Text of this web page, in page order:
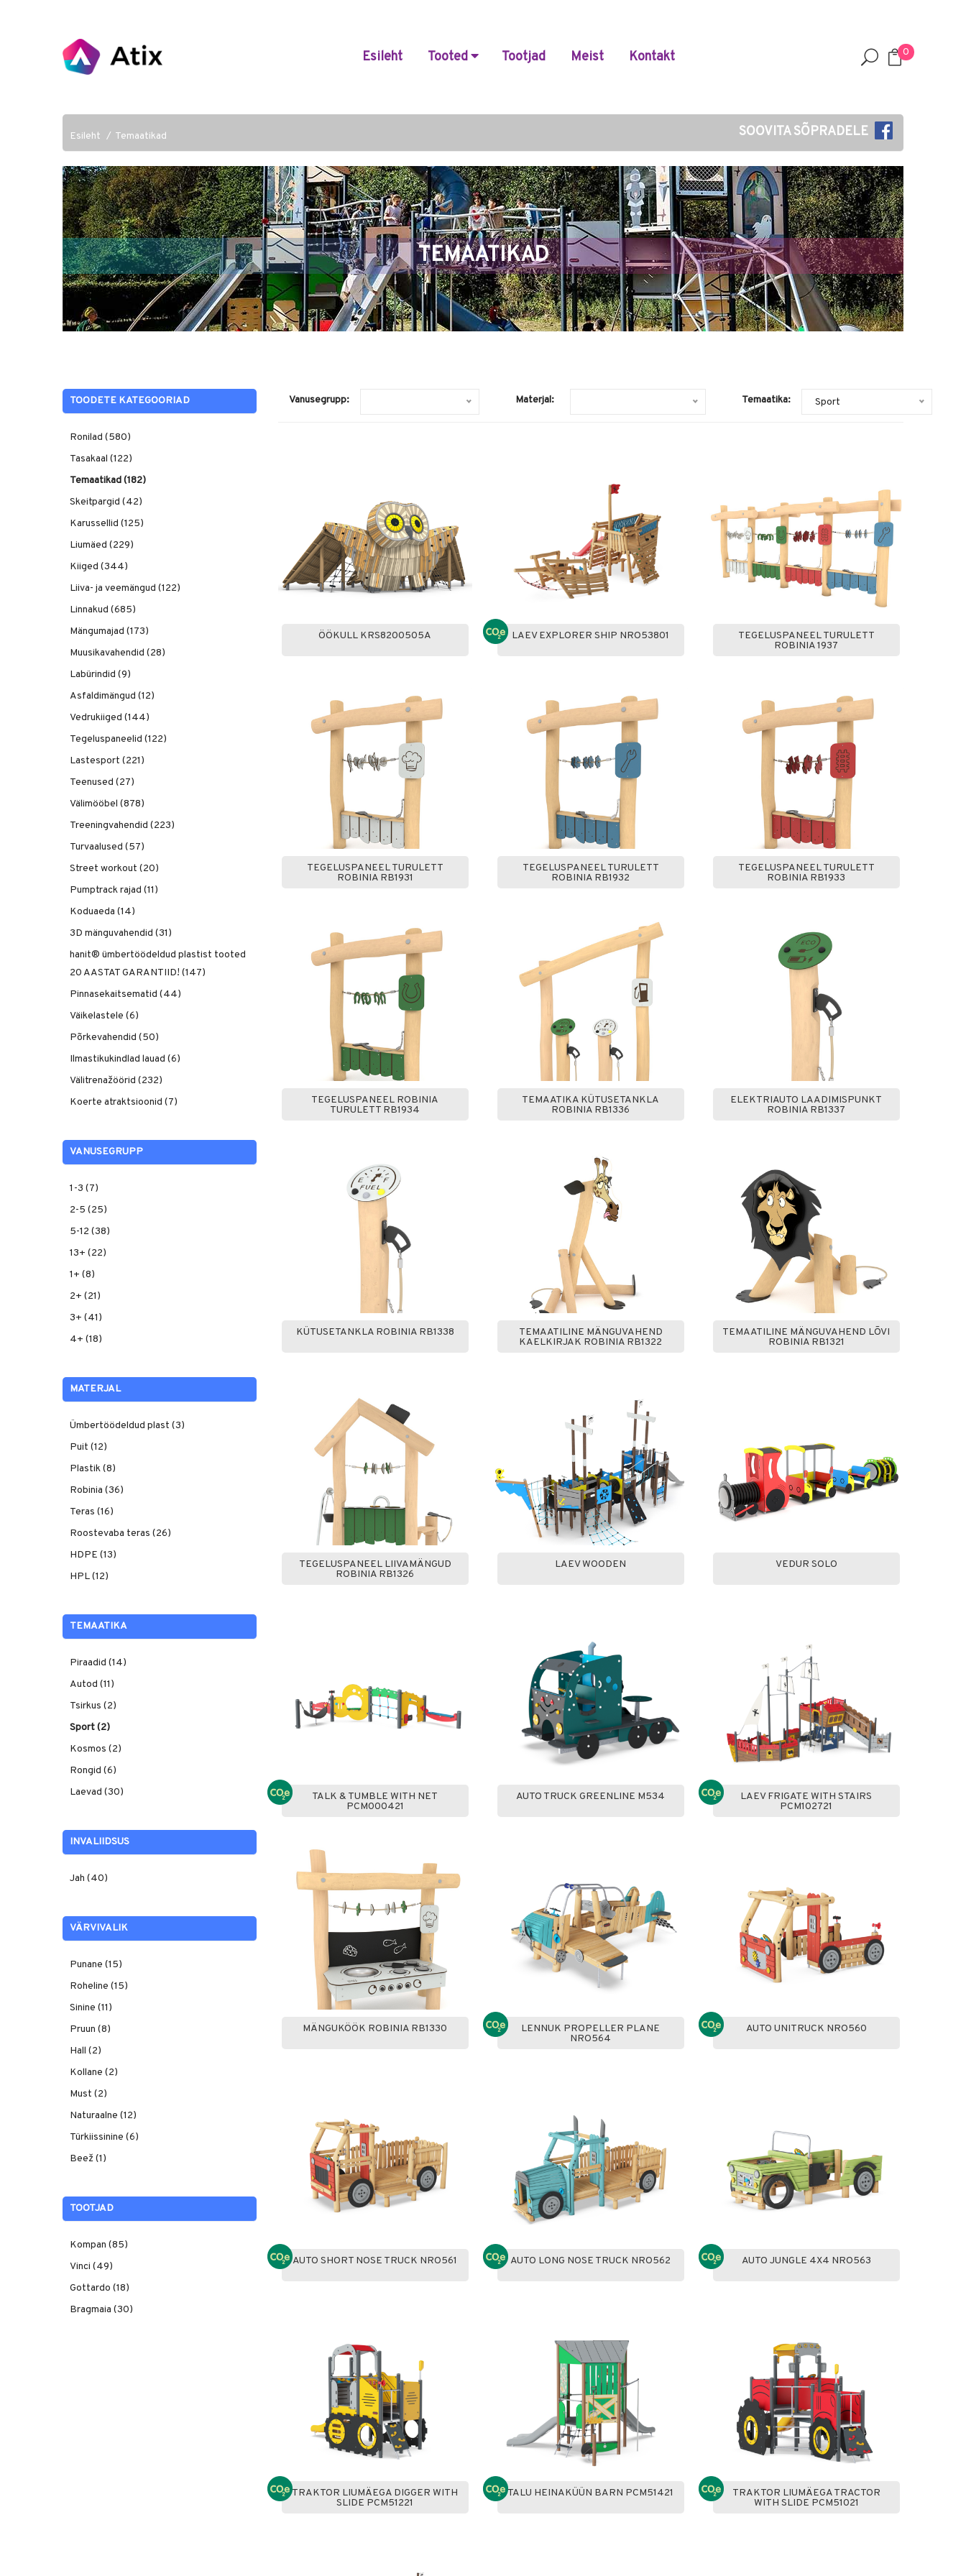
Esileht Tooted Tootjad Meist Kontakt 0
Esileht Temaatikad SOOVITA SÕPRADELE
TEMAATIKAD
TOODETE KATEGOORIAD
Ronilad (580)
Tasakaal (122)
Temaatikad (182)
Skeitpargid (42)
Karussellid (125)
Liumäed (229)
Kiiged (344)
Liiva- ja veemängud (122)
Linnakud (685)
Mängumajad (173)
Muusikavahendid (28)
Labürindid (9)
Asfaldimängud (12)
Vedrukiiged (144)
Tegeluspaneelid (122)
Lastesport (221)
Teenused (27)
Välimööbel (878)
Treeningvahendid (223)
Turvaalused (57)
Street workout (20)
Pumptrack rajad (11)
Koduaeda (14)
3D mänguvahendid (31)
hanit® ümbertöödeldud plastist tooted
20 AASTAT GARANTIID! (147)
Pinnasekaitsematid (44)
Väikelastele (6)
Põrkevahendid (50)
Ilmastikukindlad lauad (6)
Välitrenažöörid (232)
Koerte atraktsioonid (7)
VANUSEGRUPP
1-3 (7)
2-5 (25)
5-12 (38)
13+ (22)
1+ (8)
2+ (21)
3+ (41)
4+ (18)
MATERJAL
Ümbertöödeldud plast (3)
Puit (12)
Plastik (8)
Robinia (36)
Teras (16)
Roostevaba teras (26)
HDPE (13)
HPL (12)
TEMAATIKA
Piraadid (14)
Autod (11)
Tsirkus (2)
Sport (2)
Kosmos (2)
Rongid (6)
Laevad (30)
INVALIIDSUS
Jah (40)
VÄRVIVALIK
Punane (15)
Roheline (15)
Sinine (11)
Pruun (8)
Hall (2)
Kollane (2)
Must (2)
Naturaalne (12)
Türkiissinine (6)
Beež (1)
TOOTJAD
Kompan (85)
Vinci (49)
Gottardo (18)
Bragmaia (30)
Vanusegrupp: Materjal: Temaatika: Sport
ÖÖKULL KRS8200505A LAEV EXPLORER SHIP NRO53801
TEGELUSPANEEL TURULETT
ROBINIA 1937
TEGELUSPANEEL TURULETT
ROBINIA RB1931
TEGELUSPANEEL TURULETT
ROBINIA RB1932
TEGELUSPANEEL TURULETT
ROBINIA RB1933
TEGELUSPANEEL ROBINIA
TURULETT RB1934
TEMAATIKA KÜTUSETANKLA
ROBINIA RB1336
ELEKTRIAUTO LAADIMISPUNKT
ROBINIA RB1337
KÜTUSETANKLA ROBINIA RB1338
TEMAATILINE MÄNGUVAHEND
KAELKIRJAK ROBINIA RB1322
TEMAATILINE MÄNGUVAHEND LÕVI
ROBINIA RB1321
TEGELUSPANEEL LIIVAMÄNGUD
ROBINIA RB1326
LAEV WOODEN VEDUR SOLO
TALK & TUMBLE WITH NET
PCM000421
AUTO TRUCK GREENLINE M534
LAEV FRIGATE WITH STAIRS
PCM102721
MÄNGUKÖÖK ROBINIA RB1330
LENNUK PROPELLER PLANE
NRO564
AUTO UNITRUCK NRO560
AUTO SHORT NOSE TRUCK NRO561 AUTO LONG NOSE TRUCK NRO562 AUTO JUNGLE 4X4 NRO563
TRAKTOR LIUMÄEGA DIGGER WITH
SLIDE PCM51221
TALU HEINAKÜÜN BARN PCM51421
TRAKTOR LIUMÄEGA TRACTOR
WITH SLIDE PCM51021